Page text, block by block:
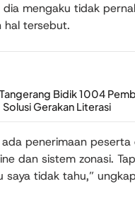
mengaku tidak
hal tersebut.
Bidik 1004
Solusi Gerakan Literasi
ada penerimaan
dan sistem zonasi.
saya tidak tahu,”